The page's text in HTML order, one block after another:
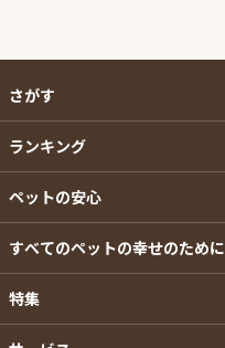
さがす
ランキング
ペットの安心
すべてのペットの幸せのために
特集